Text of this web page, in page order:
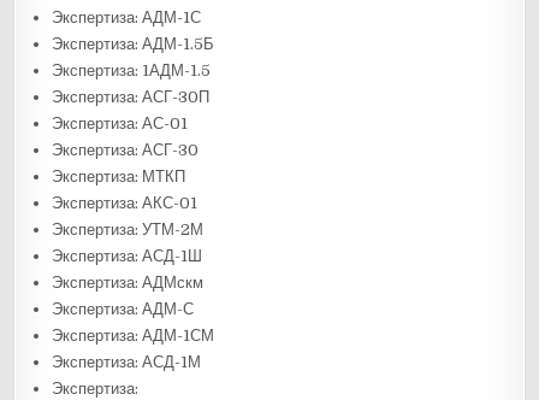
Экспертиза: АДМ-1С
Экспертиза: АДМ-1.5Б
Экспертиза: 1АДМ-1.5
Экспертиза: АСГ-30П
Экспертиза: АС-01
Экспертиза: АСГ-30
Экспертиза: МТКП
Экспертиза: АКС-01
Экспертиза: УТМ-2М
Экспертиза: АСД-1Ш
Экспертиза: АДМскм
Экспертиза: АДМ-С
Экспертиза: АДМ-1СМ
Экспертиза: АСД-1М
Экспертиза: